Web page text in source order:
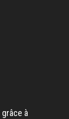
grâce à